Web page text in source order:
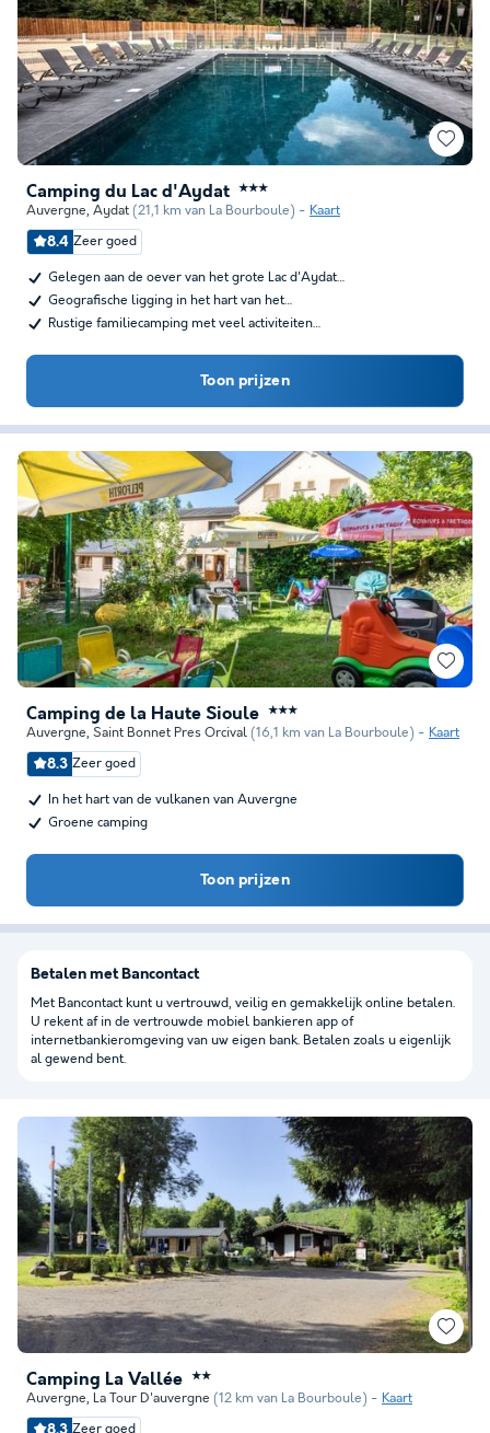
Camping du Lac d'Aydat ★★★
Auvergne, Aydat (21,1 km van La Bourboule) Kaart
8.4 Zeer goed
Gelegen aan de oever van het grote Lac d'Aydat…
Geografische ligging in het hart van het…
Rustige familiecamping met veel activiteiten…
Toon prijzen
Camping de la Haute Sioule ★★★
Auvergne, Saint Bonnet Pres Orcival (16,1 km van La Bourboule) Kaart
8.3 Zeer goed
In het hart van de vulkanen van Auvergne
Groene camping
Toon prijzen
Camping La Vallée ★★
Auvergne, La Tour D'auvergne (12 km van La Bourboule) Kaart
8.3 Zeer goed
Betalen met Bancontact
Met Bancontact kunt u vertrouwd, veilig en gemakkelijk online betalen.
U rekent af in de vertrouwde mobiel bankieren app of
internetbankieromgeving van uw eigen bank. Betalen zoals u eigenlijk
al gewend bent.